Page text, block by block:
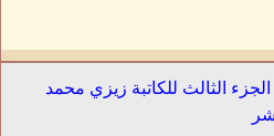
الجزء الثالث للكاتبة زيزي محمد